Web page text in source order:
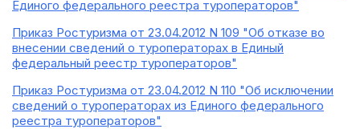
Единого федерального реестра туроператоров"
Приказ Ростуризма от 23.04.2012 N 109 "Об отказе во
внесении сведений о туроператорах в Единый
федеральный реестр туроператоров"
Приказ Ростуризма от 23.04.2012 N 110 "Об исключении
сведений о туроператорах из Единого федерального
реестра туроператоров"